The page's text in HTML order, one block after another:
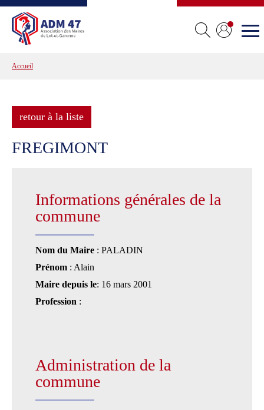
Accueil
retour à la liste
FREGIMONT
Informations générales de la
commune
Nom du Maire : PALADIN
Prénom : Alain
Maire depuis le: 16 mars 2001
Profession :
Administration de la
commune